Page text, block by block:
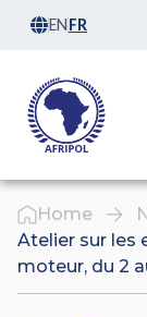
Skip to content
ENFR
Home
Atelier sur les
moteur, du 2